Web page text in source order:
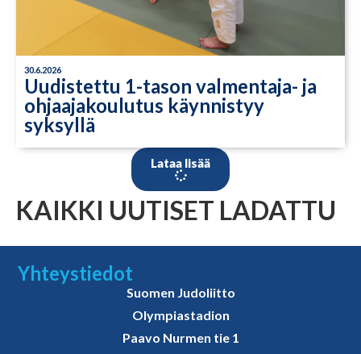
30.6.2026
Uudistettu 1-tason valmentaja- ja
ohjaajakoulutus käynnistyy
syksyllä
Lataa lisää
KAIKKI UUTISET LADATTU
Yhteystiedot
Suomen Judoliitto
Olympiastadion
Paavo Nurmen tie 1